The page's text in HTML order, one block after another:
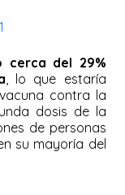
cerca del 29%
, lo que estaría
contra la
dosis de la
de personas
su mayoría del